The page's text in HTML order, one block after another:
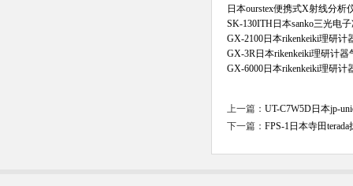
日本ourstex便携式X射线分析
SK-130ITH日本sanko三光电
GX-2100日本rikenkeiki理研计
GX-3R日本rikenkeiki理研计器
GX-6000日本rikenkeiki理研计
上一篇： UT-C7W5D日本jp-
下一篇： FPS-1日本寺田